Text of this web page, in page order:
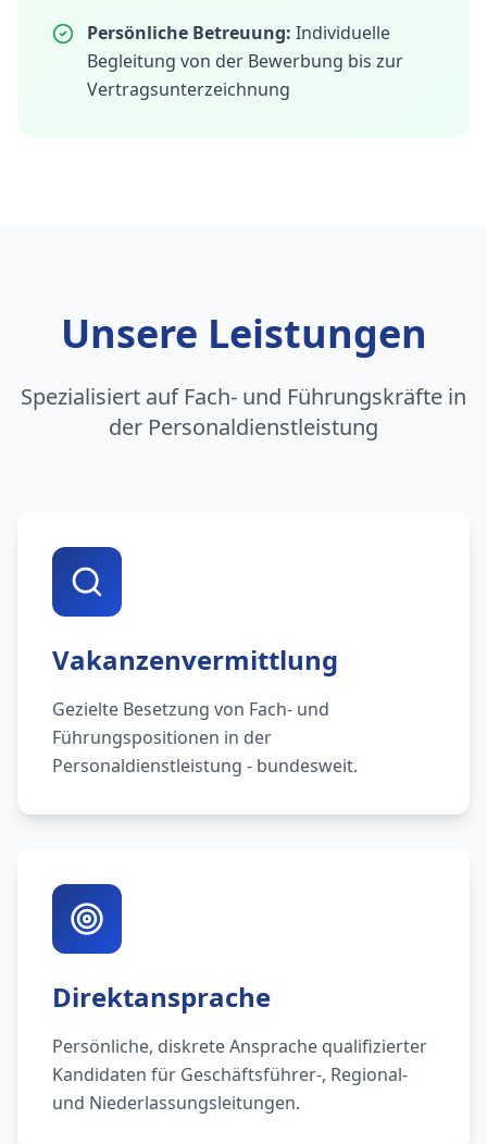
Persönliche Betreuung: Individuelle
Begleitung von der Bewerbung bis zur
Vertragsunterzeichnung
Unsere Leistungen
Spezialisiert auf Fach- und Führungskräfte in
der Personaldienstleistung
Vakanzenvermittlung
Gezielte Besetzung von Fach- und
Führungspositionen in der
Personaldienstleistung - bundesweit.
Direktansprache
Persönliche, diskrete Ansprache qualifizierter
Kandidaten für Geschäftsführer-, Regional-
und Niederlassungsleitungen.